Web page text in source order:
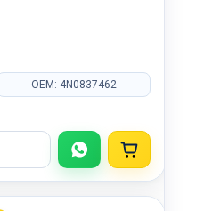
OEM: 4N0837462